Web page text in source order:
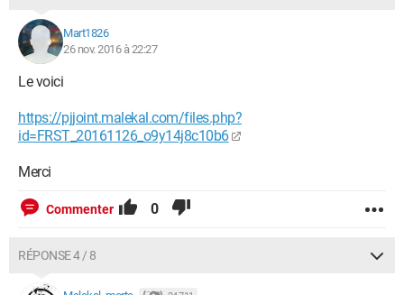
Mart1826
26 nov. 2016 à 22:27
Le voici
https://pjjoint.malekal.com/files.php?
id=FRST_20161126_o9y14j8c10b6
Merci
Commenter 0
RÉPONSE 4 / 8